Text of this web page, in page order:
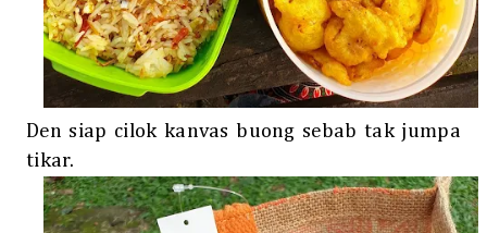
Den siap cilok kanvas buong sebab tak jumpa
tikar.